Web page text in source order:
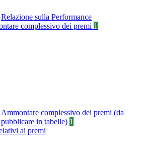
Relazione sulla Performance
complessivo dei premi 1
Ammontare complessivo dei premi (da
pubblicare in tabelle) 1
ai premi